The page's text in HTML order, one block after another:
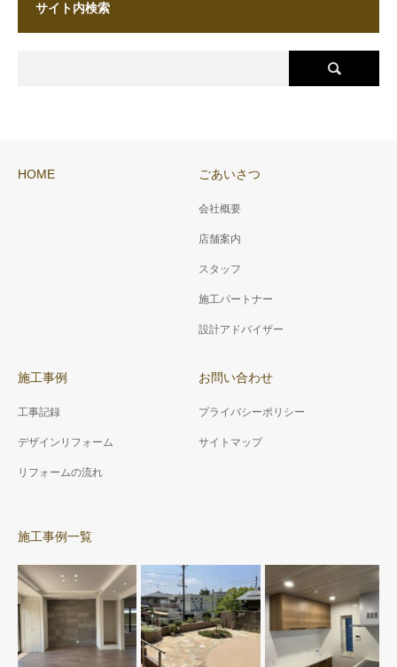
サイト内検索
HOME ごあいさつ
会社概要
店舗案内
スタッフ
施工パートナー
設計アドバイザー
施工事例
工事記録
デザインリフォーム
リフォームの流れ
お問い合わせ
プライバシーポリシー
サイトマップ
施工事例一覧